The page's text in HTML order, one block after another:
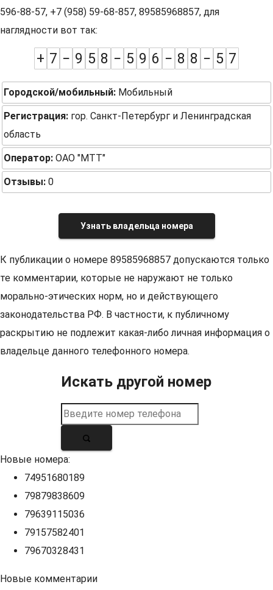
596-88-57, +7 (958) 59-68-857, 89585968857, для
наглядности вот так:
+ 7 − 9 5 8 − 5 9 6 − 8 8 − 5 7
Городской/мобильный: Мобильный
Регистрация: гор. Санкт-Петербург и Ленинградская
область
Оператор: ОАО "МТТ"
Отзывы: 0
Узнать владельца номера
К публикации о номере 89585968857 допускаются только
те комментарии, которые не наружают не только
морально-этических норм, но и действующего
законодательства РФ. В частности, к публичному
раскрытию не подлежит какая-либо личная информация о
владельце данного телефонного номера.
Искать другой номер
Новые номера:
74951680189
79879838609
79639115036
79157582401
79670328431
Новые комментарии